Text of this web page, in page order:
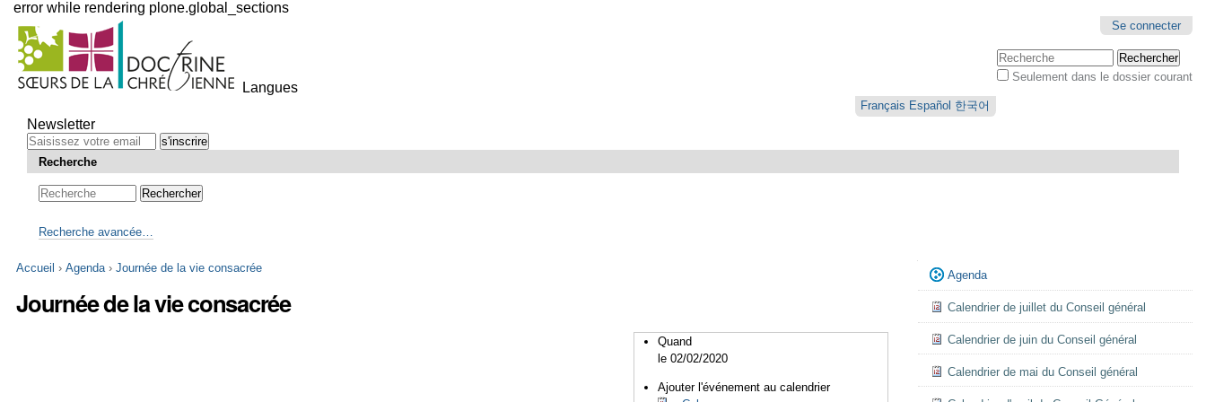
error while rendering plone.global_sections
Outils
personnels
Se connecter
Chercher par
Seulement dans le dossier courant
Langues
Français Español 한국어
au
contenu.
Aller
Newsletter
Recherche
Recherche avancée…
Accueil ›Agenda ›Journée de la vie consacrée
Journée de la vie consacrée
Quand
le 02/02/2020
Ajouter l'événement au calendrier
Navigation
Agenda
Calendrier de juillet du Conseil général
Calendrier de juin du Conseil général
Calendrier de mai du Conseil général